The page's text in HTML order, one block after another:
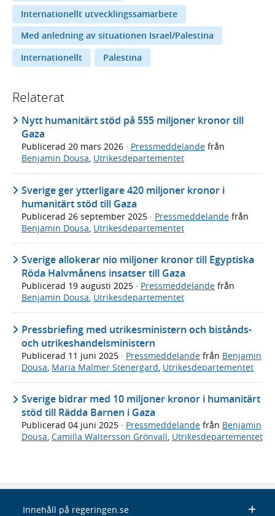
Internationellt utvecklingssamarbete
Med anledning av situationen Israel/Palestina
Internationellt
Palestina
Relaterat
Nytt humanitärt stöd på 555 miljoner kronor till
Gaza
Publicerad 20 mars 2026 · Pressmeddelande från
Benjamin Dousa, Utrikesdepartementet
Sverige ger ytterligare 420 miljoner kronor i
humanitärt stöd till Gaza
Publicerad 26 september 2025 · Pressmeddelande från
Benjamin Dousa Utrikesdepartementet
Sverige allokerar nio miljoner kronor till Egyptiska
Röda Halvmånens insatser till Gaza
Publicerad 19 augusti 2025 · Pressmeddelande från
Benjamin Dousa, Utrikesdepartementet
Pressbriefing med utrikesministern och bistånds-
och utrikeshandelsministern
Publicerad 11 juni 2025 · Pressmeddelande från Benjamin
Dousa, Maria Malmer Stenergard, Utrikesdepartementet
Sverige bidrar med 10 miljoner kronor i humanitärt
stöd till Rädda Barnen i Gaza
Publicerad 04 juni 2025 · Pressmeddelande från Benjamin
Dousa, Camilla Waltersson Grönvall, Utrikesdepartementet
Innehåll på regeringen.se